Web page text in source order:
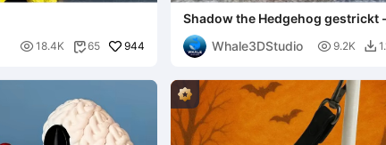
 18.4K 65 944
Shadow the Hedgehog gestrickt -
gehäkelt - Sonic
Whale3DStudio
 9.2K 